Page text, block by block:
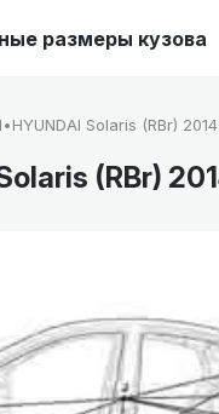
размеры кузова
•HYUNDAI Solaris (RBr)
(RBr)